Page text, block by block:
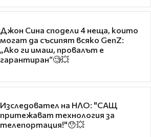
Джон Сина сподели 4 неща, които
могат да съсипят всяко GenZ:
„Ако ги имаш, провалът е
гарантиран“🧐💥
Изследовател на НЛО: "САЩ
притежават технология за
телепортация!"😯💥